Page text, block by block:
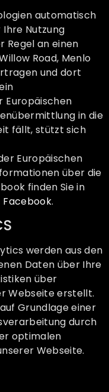
automatisch
Nutzung
Regel an einen
Road, Menlo
und dort
Europäischen
in die
fällt, stützt sich
Europäischen
über die
finden Sie in
Facebook.
werden aus den
Daten über Ihre
über
Webseite erstellt.
Grundlage einer
durch
optimalen
Webseite.